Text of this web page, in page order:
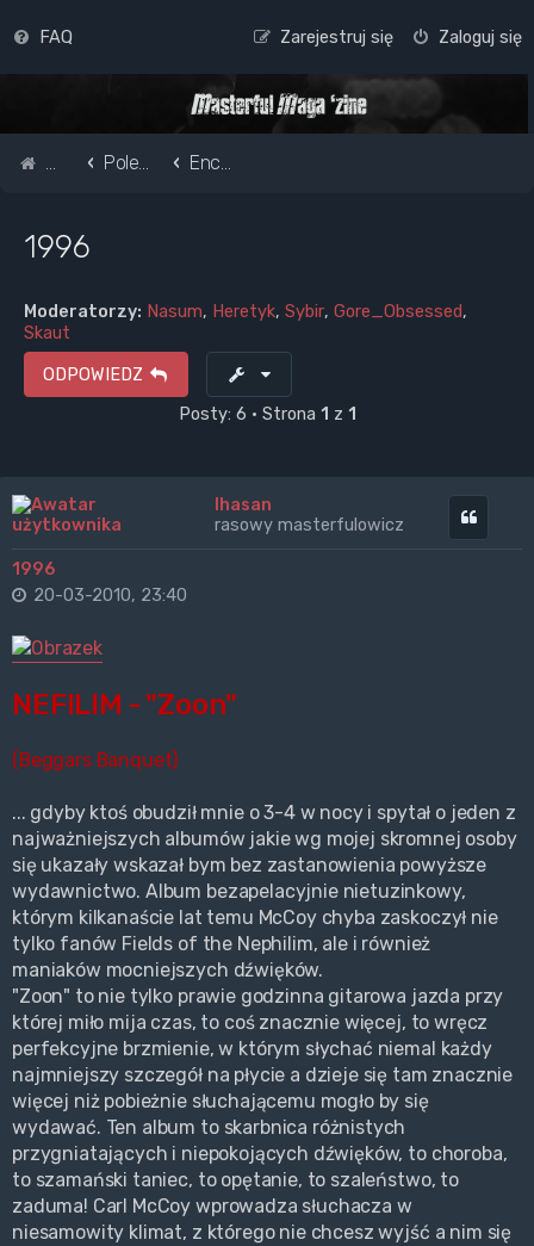
FAQ Zaloguj się
Zarejestruj się
Strona główna
Pole do popisu... Encyklopedia Masterfula
1996
Moderatorzy: Nasum, Heretyk, Sybir, Gore_Obsessed,
Skaut
ODPOWIEDZ
Posty: 6 • Strona 1 z 1
Ihasan
rasowy masterfulowicz
1996
20-03-2010, 23:40
NEFILIM - "Zoon"
(Beggars Banquet)
... gdyby ktoś obudził mnie o 3-4 w nocy i spytał o jeden z
najważniejszych albumów jakie wg mojej skromnej osoby
się ukazały wskazał bym bez zastanowienia powyższe
wydawnictwo. Album bezapelacyjnie nietuzinkowy,
którym kilkanaście lat temu McCoy chyba zaskoczył nie
tylko fanów Fields of the Nephilim, ale i również
maniaków mocniejszych dźwięków.
"Zoon" to nie tylko prawie godzinna gitarowa jazda przy
której miło mija czas, to coś znacznie więcej, to wręcz
perfekcyjne brzmienie, w którym słychać niemal każdy
najmniejszy szczegół na płycie a dzieje się tam znacznie
więcej niż pobieżnie słuchającemu mogło by się
wydawać. Ten album to skarbnica różnistych
przygniatających i niepokojących dźwięków, to choroba,
to szamański taniec, to opętanie, to szaleństwo, to
zaduma! Carl McCoy wprowadza słuchacza w
niesamowity klimat, z którego nie chcesz wyjść a nim się